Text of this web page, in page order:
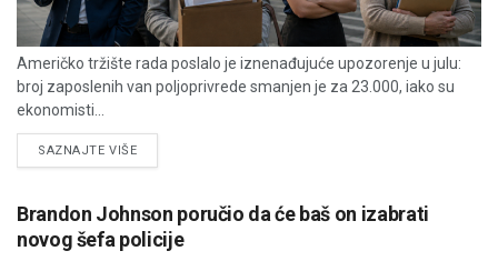
Američko tržište rada poslalo je iznenađujuće upozorenje u julu:
broj zaposlenih van poljoprivrede smanjen je za 23.000, iako su
ekonomisti...
SAZNAJTE VIŠEDETAILS
Brandon Johnson poručio da će baš on izabrati
novog šefa policije